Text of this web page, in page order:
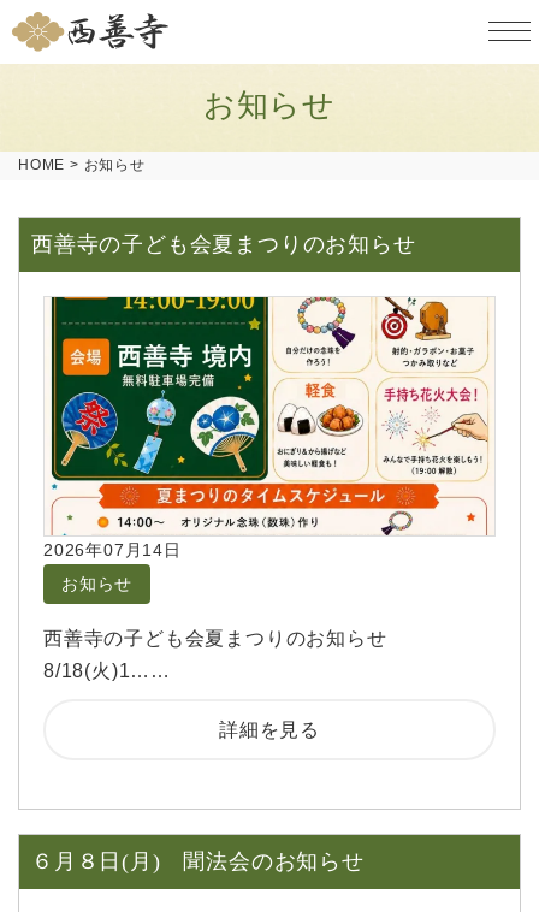
お知らせ
HOME > お知らせ
西善寺の子ども会夏まつりのお知らせ
2026年07月14日
お知らせ
西善寺の子ども会夏まつりのお知らせ
8/18(火)1……
詳細を見る
６月８日(月) 聞法会のお知らせ